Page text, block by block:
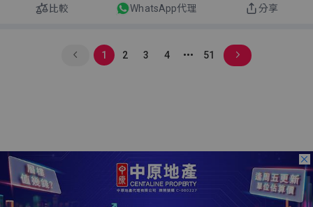
比較 WhatsApp代理 分享
1 2 3 4 51